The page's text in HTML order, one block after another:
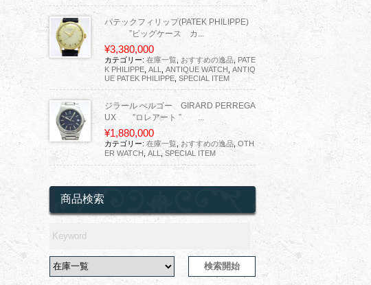
パテックフィリップ(PATEK PHILIPPE)
”ビッグケース カ...
¥3,380,000
カテゴリー: 在庫一覧 おすすめの逸品 PATE
K PHILIPPE ALL ANTIQUE WATCH ANTIQ
UE PATEK PHILIPPE SPECIAL ITEM
ジラール ぺルゴー GIRARD PERREGA
UX ”ロレアート ” ...
¥1,880,000
カテゴリー: 在庫一覧 おすすめの逸品 OTH
ER WATCH
ALL SPECIAL ITEM
商品検索